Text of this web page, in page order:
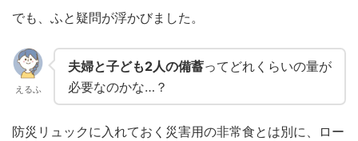
でも、ふと疑問が浮かびました。
えるふ
夫婦と子ども2人の備蓄ってどれくらいの量が
必要なのかな…？
防災リュックに入れておく災害用の非常食とは別に、ロー